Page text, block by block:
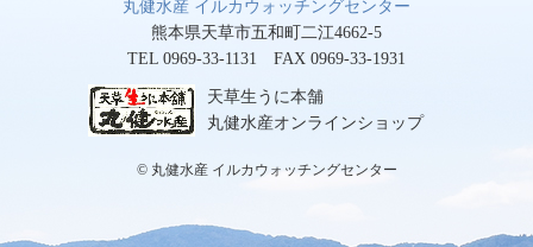
丸健水産 イルカウォッチングセンター
熊本県天草市五和町二江4662-5
TEL 0969-33-1131 FAX 0969-33-1931
天草生うに本舗
丸健水産オンラインショップ
© 丸健水産 イルカウォッチングセンター